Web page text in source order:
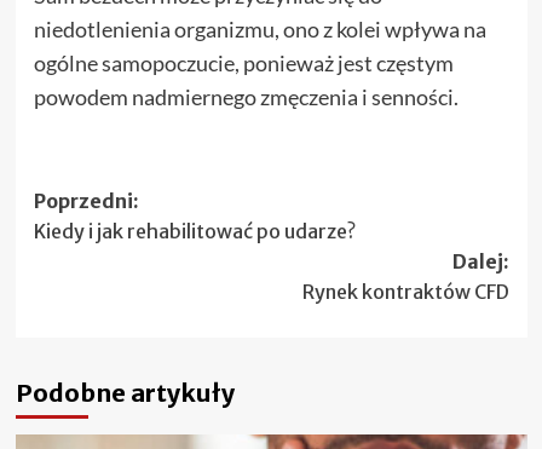
niedotlenienia organizmu, ono z kolei wpływa na
ogólne samopoczucie, ponieważ jest częstym
powodem nadmiernego zmęczenia i senności.
Zobacz
wpisy
Poprzedni:
Kiedy i jak rehabilitować po udarze?
Dalej:
Rynek kontraktów CFD
Podobne artykuły